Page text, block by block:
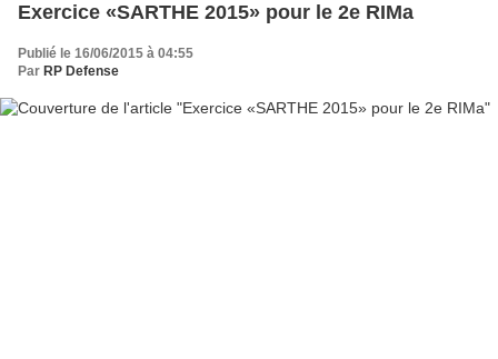
Exercice «SARTHE 2015» pour le 2e RIMa
Publié le 16/06/2015 à 04:55
Par RP Defense